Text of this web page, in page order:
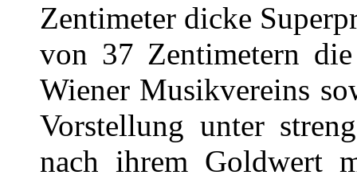
Zentimeter dicke
von 37 Zentimetern
Wiener Musikvereins
Vorstellung unter
nach ihrem Goldwert